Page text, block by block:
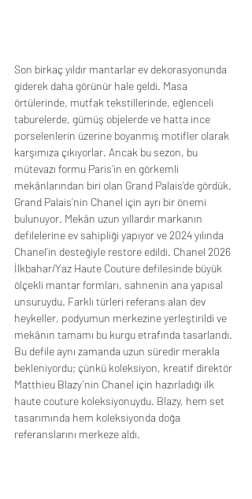
Son birkaç yıldır mantarlar ev dekorasyonunda
giderek daha görünür hale geldi. Masa
örtülerinde, mutfak tekstillerinde, eğlenceli
taburelerde, gümüş objelerde ve hatta ince
porselenlerin üzerine boyanmış motifler olarak
karşımıza çıkıyorlar. Ancak bu sezon, bu
mütevazı formu Paris’in en görkemli
mekânlarından biri olan Grand Palais’de gördük.
Grand Palais’nin Chanel için ayrı bir önemi
bulunuyor. Mekân uzun yıllardır markanın
defilelerine ev sahipliği yapıyor ve 2024 yılında
Chanel’in desteğiyle restore edildi. Chanel 2026
İlkbahar/Yaz Haute Couture defilesinde büyük
ölçekli mantar formları, sahnenin ana yapısal
unsuruydu. Farklı türleri referans alan dev
heykeller, podyumun merkezine yerleştirildi ve
mekânın tamamı bu kurgu etrafında tasarlandı.
Bu defile aynı zamanda uzun süredir merakla
bekleniyordu; çünkü koleksiyon, kreatif direktör
Matthieu Blazy’nin Chanel için hazırladığı ilk
haute couture koleksiyonuydu. Blazy, hem set
tasarımında hem koleksiyonda doğa
referanslarını merkeze aldı.